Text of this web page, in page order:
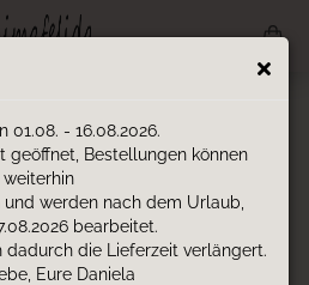
01.08. - 16.08.2026.
geöffnet, Bestellungen können
weiterhin
werden nach dem Urlaub,
bearbeitet.
dadurch die Lieferzeit verlängert.
Eure Daniela